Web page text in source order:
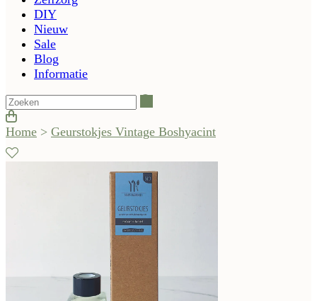
DIY
Nieuw
Sale
Blog
Informatie
Home > Geurstokjes Vintage Boshyacint